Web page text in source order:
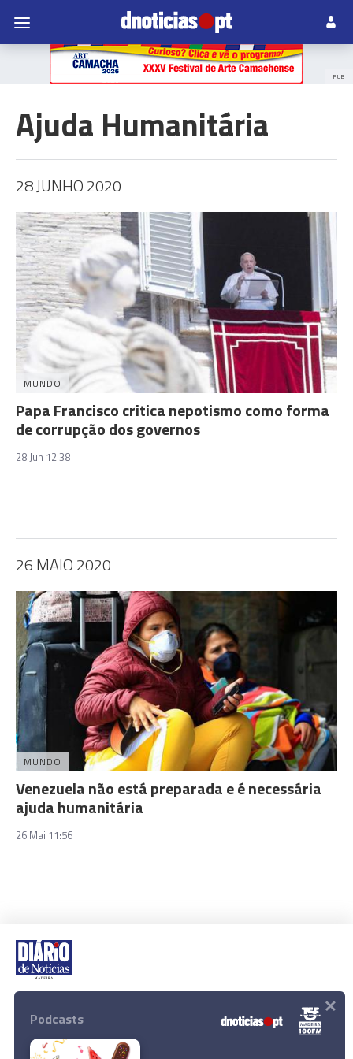
PUB
Ajuda Humanitária
28 JUNHO 2020
MUNDO
Papa Francisco critica nepotismo como forma
de corrupção dos governos
28 Jun 12:38
26 MAIO 2020
MUNDO
Venezuela não está preparada e é necessária
ajuda humanitária
26 Mai 11:56
Rua Dr. Fernão de Ornelas, 56 - 3º
291 202 300
Podcasts ×